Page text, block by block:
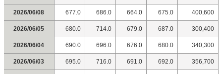
2026/06/08 677.0 686.0 664.0 675.0 400,600
2026/06/05 680.0 714.0 679.0 687.0 300,400
2026/06/04 690.0 696.0 676.0 680.0 340,300
2026/06/03 695.0 716.0 691.0 692.0 356,700